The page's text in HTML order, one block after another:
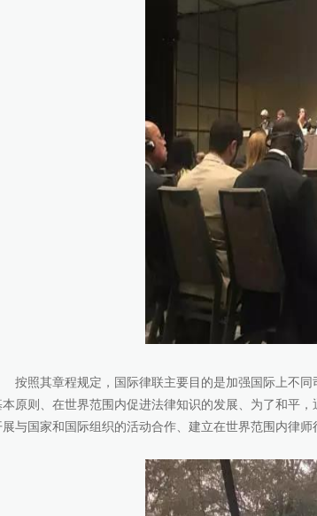
按照其章程规定，国际律联主要目的是加强国际上不
本原则、在世界范围内促进法律知识的发展、为了和平
展与国家和国际组织的活动合作、建立在世界范围内律